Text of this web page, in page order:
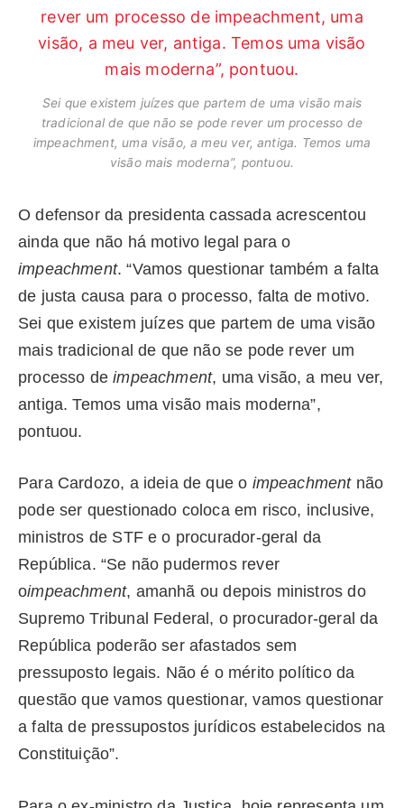
Sei que existem juízes que partem de uma visão mais
tradicional de que não se pode rever um processo de
impeachment, uma visão, a meu ver, antiga. Temos uma
visão mais moderna”, pontuou.
O defensor da presidenta cassada acrescentou
ainda que não há motivo legal para o
impeachment. “Vamos questionar também a falta
de justa causa para o processo, falta de motivo.
Sei que existem juízes que partem de uma visão
mais tradicional de que não se pode rever um
processo deimpeachment, uma visão, a meu ver,
antiga. Temos uma visão mais moderna”,
pontuou.
Para Cardozo, a ideia de que o impeachmentnão
pode ser questionado coloca em risco, inclusive,
ministros de STF e o procurador-geral da
República. “Se não pudermos rever
oimpeachment, amanhã ou depois ministros do
Supremo Tribunal Federal, o procurador-geral da
República poderão ser afastados sem
pressuposto legais. Não é o mérito político da
questão que vamos questionar, vamos questionar
a falta de pressupostos jurídicos estabelecidos na
Constituição”.